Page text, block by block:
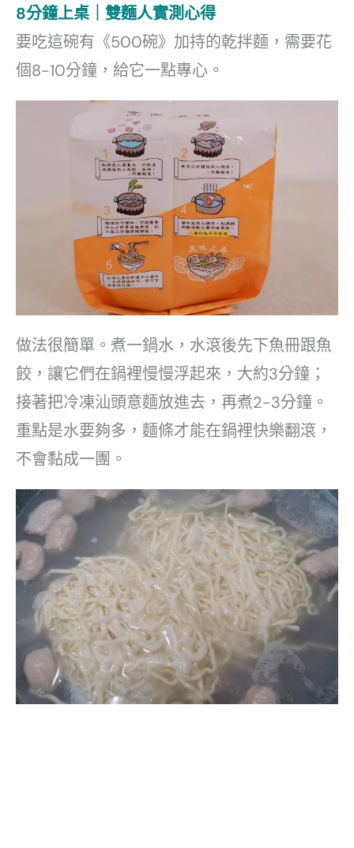
8分鐘上桌｜雙麵人實測心得
要吃這碗有《500碗》加持的乾拌麵，需要花
個8-10分鐘，給它一點專心。
做法很簡單。煮一鍋水，水滾後先下魚冊跟魚
餃，讓它們在鍋裡慢慢浮起來，大約3分鐘；
接著把冷凍汕頭意麵放進去，再煮2-3分鐘。
重點是水要夠多，麵條才能在鍋裡快樂翻滾，
不會黏成一團。